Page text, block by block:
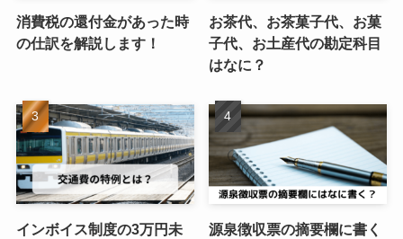
消費税の還付金があった時
の仕訳を解説します！
お茶代、お茶菓子代、お菓
子代、お土産代の勘定科目
はなに？
インボイス制度の3万円未
源泉徴収票の摘要欄に書く